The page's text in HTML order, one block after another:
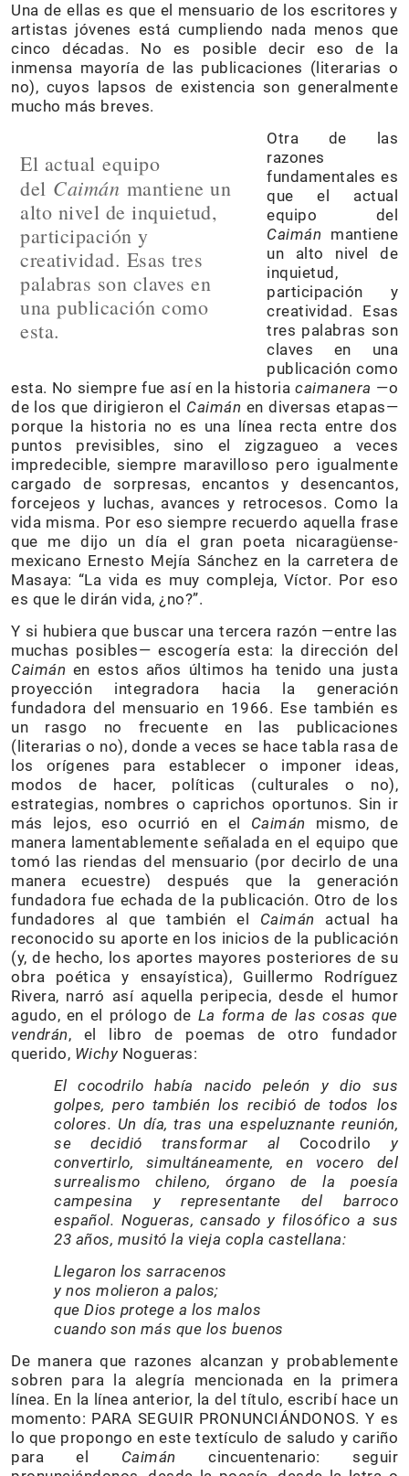
Una de ellas es que el mensuario de los escritores y
artistas jóvenes está cumpliendo nada menos que
cinco décadas. No es posible decir eso de la
inmensa mayoría de las publicaciones (literarias o
no), cuyos lapsos de existencia son generalmente
mucho más breves.
El actual equipo
del Caimán mantiene un
alto nivel de inquietud,
participación y
creatividad. Esas tres
palabras son claves en
una publicación como
esta.
Otra de las
razones
fundamentales es
que el actual
equipo del
Caimán mantiene
un alto nivel de
inquietud,
participación y
creatividad. Esas
tres palabras son
claves en una
publicación como
esta. No siempre fue así en la historiacaimanera —o
de los que dirigieron el Caimán en diversas etapas—
porque la historia no es una línea recta entre dos
puntos previsibles, sino el zigzagueo a veces
impredecible, siempre maravilloso pero igualmente
cargado de sorpresas, encantos y desencantos,
forcejeos y luchas, avances y retrocesos. Como la
vida misma. Por eso siempre recuerdo aquella frase
que me dijo un día el gran poeta nicaragüense-
mexicano Ernesto Mejía Sánchez en la carretera de
Masaya: “La vida es muy compleja, Víctor. Por eso
es que le dirán vida, ¿no?”.
Y si hubiera que buscar una tercera razón —entre las
muchas posibles— escogería esta: la dirección del
Caimán en estos años últimos ha tenido una justa
proyección integradora hacia la generación
fundadora del mensuario en 1966. Ese también es
un rasgo no frecuente en las publicaciones
(literarias o no), donde a veces se hace tabla rasa de
los orígenes para establecer o imponer ideas,
modos de hacer, políticas (culturales o no),
estrategias, nombres o caprichos oportunos. Sin ir
más lejos, eso ocurrió en el Caimán mismo, de
manera lamentablemente señalada en el equipo que
tomó las riendas del mensuario (por decirlo de una
manera ecuestre) después que la generación
fundadora fue echada de la publicación. Otro de los
fundadores al que también el Caimán actual ha
reconocido su aporte en los inicios de la publicación
(y, de hecho, los aportes mayores posteriores de su
obra poética y ensayística), Guillermo Rodríguez
Rivera, narró así aquella peripecia, desde el humor
agudo, en el prólogo de La forma de las cosas que
vendrán, el libro de poemas de otro fundador
querido, Wichy Nogueras:
El cocodrilo había nacido peleón y dio sus
golpes, pero también los recibió de todos los
colores. Un día, tras una espeluznante reunión,
se decidió transformar al Cocodrilo y
convertirlo, simultáneamente, en vocero del
surrealismo chileno, órgano de la poesía
campesina y representante del barroco
español. Nogueras, cansado y filosófico a sus
23 años, musitó la vieja copla castellana:
Llegaron los sarracenos
y nos molieron a palos;
que Dios protege a los malos
cuando son más que los buenos
De manera que razones alcanzan y probablemente
sobren para la alegría mencionada en la primera
línea. En la línea anterior, la del título, escribí hace un
momento: PARA SEGUIR PRONUNCIÁNDONOS. Y es
lo que propongo en este textículo de saludo y cariño
para el Caimán cincuentenario: seguir